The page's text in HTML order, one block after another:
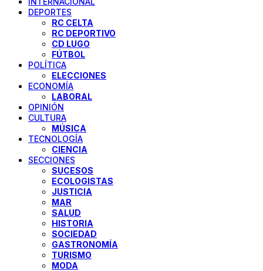
DEPORTES
RC CELTA
RC DEPORTIVO
CD LUGO
FÚTBOL
POLÍTICA
ELECCIONES
ECONOMÍA
LABORAL
OPINIÓN
CULTURA
MÚSICA
TECNOLOGÍA
CIENCIA
SECCIONES
SUCESOS
ECOLOGISTAS
JUSTICIA
MAR
SALUD
HISTORIA
SOCIEDAD
GASTRONOMÍA
TURISMO
MODA